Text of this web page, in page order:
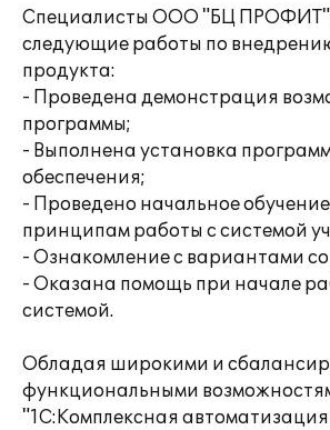
Специалисты ООО "БЦ ПРОФИТ"
следующие работы по
продукта:
- Проведена демонстрация
программы;
- Выполнена установка
обеспечения;
- Проведено начальное
принципам работы с системой
- Ознакомление с вариантами
- Оказана помощь при начале
системой.
Обладая широкими и
функциональными
"1С:Комплексная автоматизация